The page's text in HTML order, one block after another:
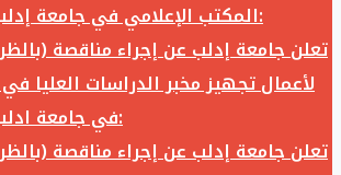
المكتب الإعلامي في جامعة إدلب وفق الآتي:
تعلن جامعة إدلب عن إجراء مناقصة
لأعمال تجهيز مخبر الدراسات العليا
في جامعة ادلب وفق الآتي:
تعلن جامعة إدلب عن إجراء مناقصة